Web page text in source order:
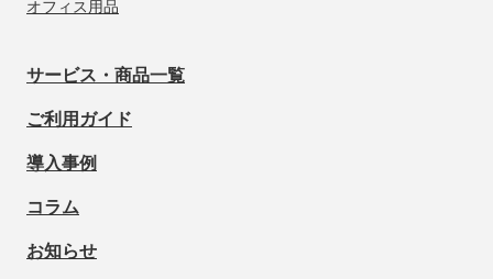
オフィス用品
サービス・商品一覧
ご利用ガイド
導入事例
コラム
お知らせ